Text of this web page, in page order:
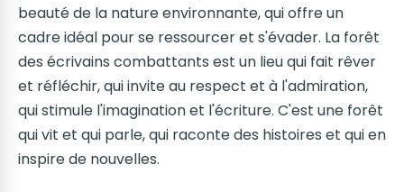
beauté de la nature environnante, qui offre un
cadre idéal pour se ressourcer et s'évader. La forêt
des écrivains combattants est un lieu qui fait rêver
et réfléchir, qui invite au respect et à l'admiration,
qui stimule l'imagination et l'écriture. C'est une forêt
qui vit et qui parle, qui raconte des histoires et qui en
inspire de nouvelles.